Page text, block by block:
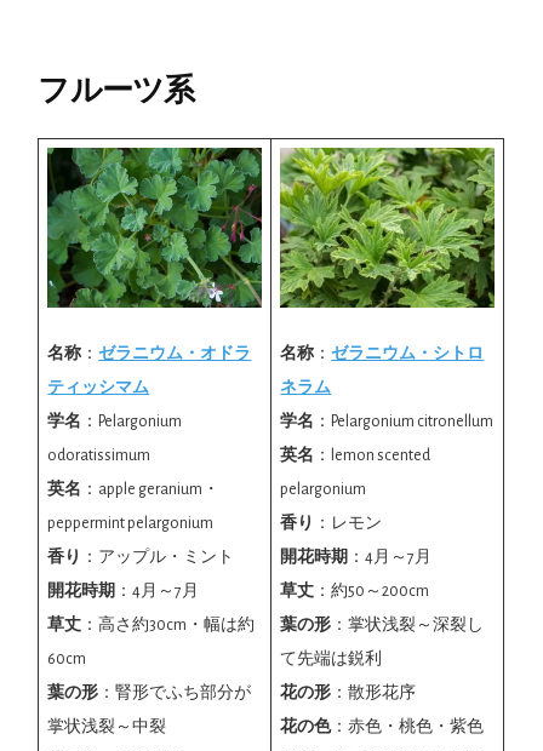
フルーツ系
名称 ：ゼラニウム・オドラ
ティッシマム
学名 ：Pelargonium
odoratissimum
英名 ：apple geranium・
peppermint pelargonium
香り
：アップル・ミント
開花時期 ：4月～7月
草丈 ：高さ約30cm・幅は約
60cm
葉の形 ：腎形でふち部分が
掌状浅裂～中裂
名称 ：ゼラニウム・シトロ
ネラム
学名 ：Pelargonium citronellum
英名 ：lemon scented
pelargonium
香り
：レモン
開花時期 ：4月～7月
草丈 ：約50～200cm
葉の形 ：掌状浅裂～深裂し
て先端は鋭利
花の形 ：散形花序
花の色：赤色・桃色・紫色